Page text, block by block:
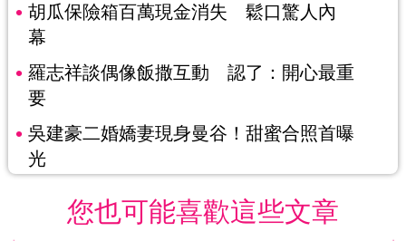
胡瓜保險箱百萬現金消失 鬆口驚人內
幕
羅志祥談偶像飯撒互動 認了：開心最重
要
吳建豪二婚嬌妻現身曼谷！甜蜜合照首曝
光
您也可能喜歡這些文章